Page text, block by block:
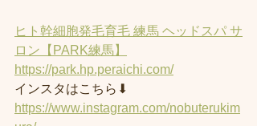
ヒト幹細胞発毛育毛 練馬 ヘッドスパ サ
ロン【PARK練馬】
https://park.hp.peraichi.com/
インスタはこちら⬇︎
https://www.instagram.com/nobuterukim